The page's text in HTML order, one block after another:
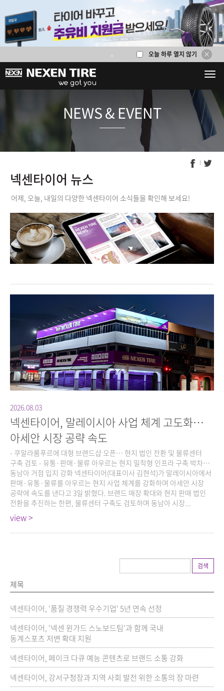
5
오늘 하루 열지 않기
NEWS &
넥센타이어 뉴스
어제, 오늘, 내일의 다양한 넥센타이어 소식들을 확인해 보세요!
2026.08.03
넥센타이어, 말레이시아 사업 체계 고도화…
아세안 시장 공략 속도
- 쿠알라룸푸르에 대형 브랜드샵 오픈… 현지 법인 전환 및 물류센터
구축 검토 - 유통·판매·물류 아우르는 현지 밀착형 인프라 구축 박차…
동남아 거점 입지 강화 넥센타이어(대표이사 김현석)가 말레이시아에서
판매·유통·물류를 아우르는 현지 사업 체계를 강화하며 아세안 시장
공략에 속도를 낸다고 3일 밝혔다. 브랜드 매장 확대와 현지 판매 법인
전환을 추진하는 한편, 물류센터 구축도 검토하며 동남아 시장...
view >
검색
제목
넥센타이어, '품질 경쟁력 우수기업' 5년 연속 선정
넥센타이어, '넥센 윈가드 스노보드팀'과 함께 국내
동계스포츠 저변 확대 지원
넥센타이어, 페이크 다큐 예능 콘텐츠로 브랜드 소통 강화
넥센타이어, 강서구청장과 지역 사회 발전 위한 소통의 장 마련